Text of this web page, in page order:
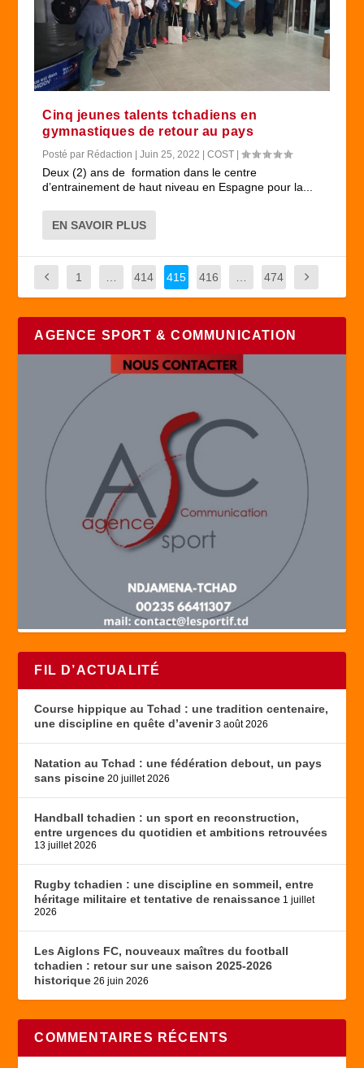
Cinq jeunes talents tchadiens en
gymnastiques de retour au pays
Posté par Rédaction |Juin 25, 2022 |COST |
Deux (2) ans de formation dans le centre
d’entrainement de haut niveau en Espagne pour la...
EN SAVOIR PLUS
1 414 415 416 474
AGENCE SPORT & COMMUNICATION
FIL D’ACTUALITÉ
Course hippique au Tchad : une tradition centenaire,
une discipline en quête d’avenir 3 août 2026
Natation au Tchad : une fédération debout, un pays
sans piscine 20 juillet 2026
Handball tchadien : un sport en reconstruction,
entre urgences du quotidien et ambitions retrouvées
13 juillet 2026
Rugby tchadien : une discipline en sommeil, entre
héritage militaire et tentative de renaissance 1 juillet
2026
Les Aiglons FC, nouveaux maîtres du football
tchadien : retour sur une saison 2025-2026
historique 26 juin 2026
COMMENTAIRES RÉCENTS